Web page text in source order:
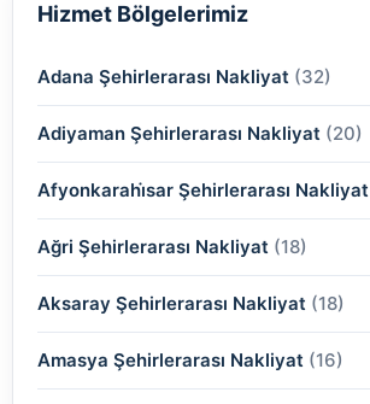
Hizmet Bölgelerimiz
Adana Şehirlerarası Nakliyat (32)
(2)
(2)
(2)
(2)
(2)
Adiyaman Şehirlerarası Nakliyat (20)
(2)
(2)
(2)
(2)
Afyonkarahi̇sar Şehirlerarası Nakliyat
(2)
(2)
(2)
Ağri Şehirlerarası Nakliyat (18)
(2)
(2)
Aksaray Şehirlerarası Nakliyat (18)
(2)
Amasya Şehirlerarası Nakliyat (16)